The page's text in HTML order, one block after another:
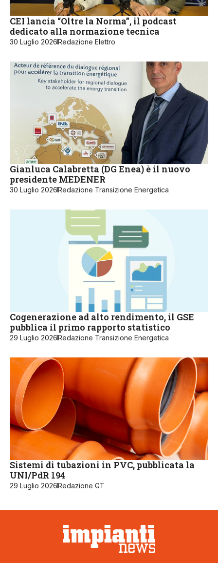
CEI lancia “Oltre la Norma”, il podcast
dedicato alla normazione tecnica
30 Luglio 2026Redazione Elettro
Gianluca Calabretta (DG Enea) è il nuovo
presidente MEDENER
30 Luglio 2026Redazione Transizione Energetica
Cogenerazione ad alto rendimento, il GSE
pubblica il primo rapporto statistico
29 Luglio 2026Redazione Transizione Energetica
Sistemi di tubazioni in PVC, pubblicata la
UNI/PdR 194
29 Luglio 2026Redazione GT